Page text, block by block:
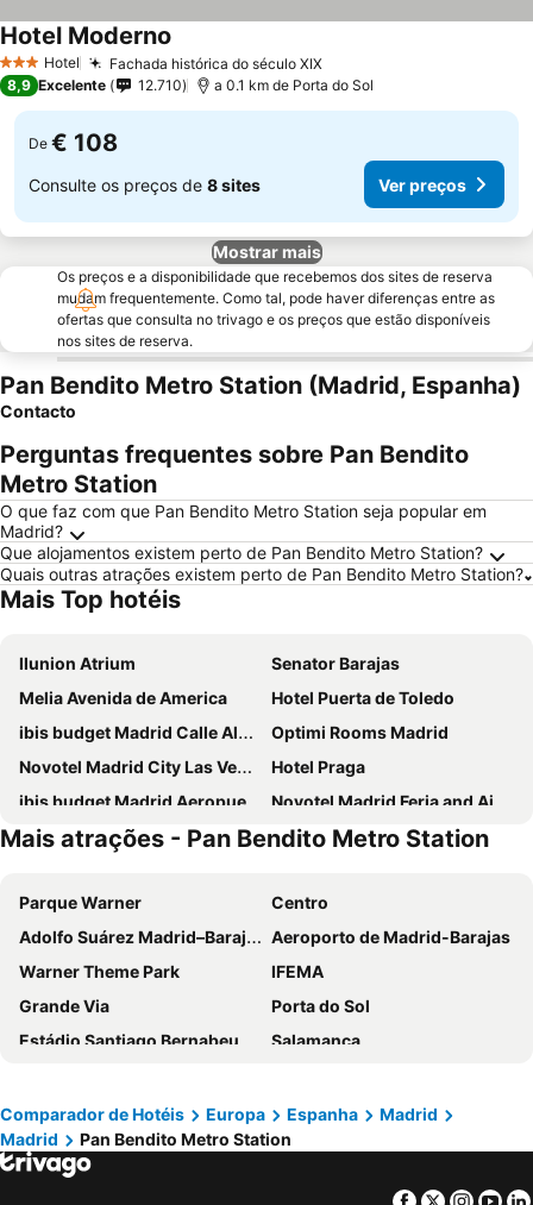
3 EstrelasHotel Fachada histórica do século XIXVer preços
Hotel Moderno
8,9 Excelente 12.710 a 0.1 km de Porta do Sol
De € 108
Consulte os preços de 8 sites Ver preços
Mostrar mais
Os preços e a disponibilidade que recebemos dos sites de reserva
mudam frequentemente. Como tal, pode haver diferenças entre as
ofertas que consulta no trivago e os preços que estão disponíveis
nos sites de reserva.
Pan Bendito Metro Station (Madrid, Espanha)
Contacto
Perguntas frequentes sobre Pan Bendito
Metro Station
O que faz com que Pan Bendito Metro Station seja popular em
Madrid?
Que alojamentos existem perto de Pan Bendito Metro Station?
Quais outras atrações existem perto de Pan Bendito Metro Station?
Mais Top hotéis
Ilunion Atrium
Senator Barajas
Melia Avenida de America
Hotel Puerta de Toledo
ibis budget Madrid Calle Alcalá
Optimi Rooms Madrid
Novotel Madrid City Las Ventas
Hotel Praga
ibis budget Madrid Aeropuerto
Novotel Madrid Feria and Airport
Ilunion Suites Madrid
Ibis Styles Madrid City Las Ventas
Travelodge Madrid Metropolitano
INNSiDE by Meliá Madrid Valdebebas
Hotel Europa
Sercotel Princesa de Eboli
Hotel Riu Plaza Espana
Holiday Inn Express Madrid Leganes
Hotel Puerta America
DWO Yuste Alcalá
ibis budget Madrid Vallecas
Exe Convention Plaza Madrid
Ilunion Pio XII
Hotel Mercader
Hotel Zentral Castellana Norte
Eurostars Arenas de Pinto
NH Madrid Ribera del Manzanares
Mais atrações - Pan Bendito Metro Station
Parque Warner
Centro
Adolfo Suárez Madrid–Barajas Airport
Aeroporto de Madrid-Barajas
Warner Theme Park
IFEMA
Grande Via
Porta do Sol
Estádio Santiago Bernabeu
Salamanca
Estadio Metropolitano Metro Station
Barajas
Metropolitano Metro Station
Chamartín
Estação de Atocha
Comparador de Hotéis Europa Espanha
Madrid
Madrid
Pan Bendito Metro Station
Facebook
Twitter